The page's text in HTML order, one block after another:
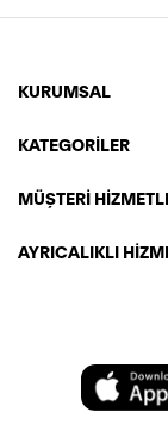
KURUMSAL
KATEGORİLER
MÜŞTERİ
AYRICALIKLI